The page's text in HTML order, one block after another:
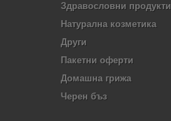
Здравословни продукти
Натурална козметика
Други
Пакетни оферти
Домашна грижа
Черен бъз